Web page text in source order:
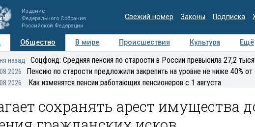
Издание
Федерального Собрания
Российской Федерации
Свежий номер Законы Подписка
Общество В мире Происшествия Культура Ещё
Мнения Регионы Медиацентр Интервью Колумнисты
назад Соцфонд: Средняя пенсия по старости в России превысила 27,2
Пенсию по старости предложили закрепить на уровне не ниже 40% от
Как изменятся пенсии работающих пенсионеров с 1 августа
сохранять арест имущества